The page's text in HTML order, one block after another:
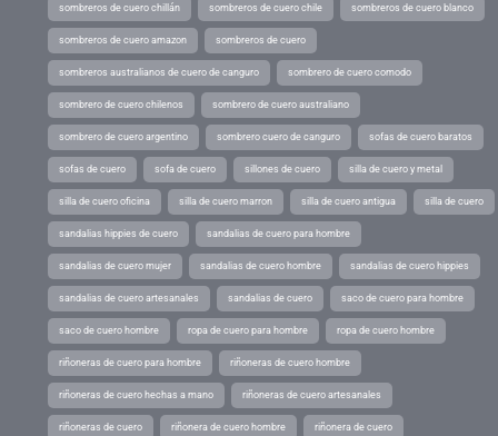
sombreros de cuero chillán sombreros de cuero chile sombreros de cuero blanco
sombreros de cuero amazon sombreros de cuero
sombreros australianos de cuero de canguro sombrero de cuero comodo
sombrero de cuero chilenos sombrero de cuero australiano
sombrero de cuero argentino sombrero cuero de canguro sofas de cuero baratos
sofas de cuero sofa de cuero sillones de cuero silla de cuero y metal
silla de cuero oficina silla de cuero marron silla de cuero antigua silla de cuero
sandalias hippies de cuero sandalias de cuero para hombre
sandalias de cuero mujer sandalias de cuero hombre sandalias de cuero hippies
sandalias de cuero artesanales sandalias de cuero saco de cuero para hombre
saco de cuero hombre ropa de cuero para hombre ropa de cuero hombre
riñoneras de cuero para hombre riñoneras de cuero hombre
riñoneras de cuero hechas a mano riñoneras de cuero artesanales
riñoneras de cuero riñonera de cuero hombre riñonera de cuero